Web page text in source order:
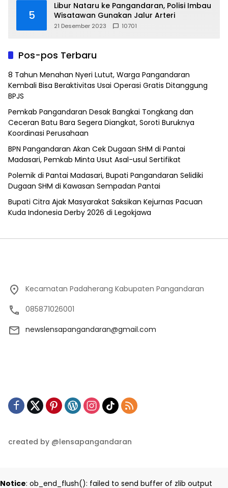
5
Libur Nataru ke Pangandaran, Polisi Imbau
Wisatawan Gunakan Jalur Arteri
21 Desember 2023 10701
Pos-pos Terbaru
8 Tahun Menahan Nyeri Lutut, Warga Pangandaran
Kembali Bisa Beraktivitas Usai Operasi Gratis Ditanggung
BPJS
Pemkab Pangandaran Desak Bangkai Tongkang dan
Ceceran Batu Bara Segera Diangkat, Soroti Buruknya
Koordinasi Perusahaan
BPN Pangandaran Akan Cek Dugaan SHM di Pantai
Madasari, Pemkab Minta Usut Asal-usul Sertifikat
Polemik di Pantai Madasari, Bupati Pangandaran Selidiki
Dugaan SHM di Kawasan Sempadan Pantai
Bupati Citra Ajak Masyarakat Saksikan Kejurnas Pacuan
Kuda Indonesia Derby 2026 di Legokjawa
Kecamatan Padaherang Kabupaten Pangandaran
085871026001
newslensapangandaran@gmail.com
created by @lensapangandaran
Notice: ob_end_flush(): failed to send buffer of zlib output